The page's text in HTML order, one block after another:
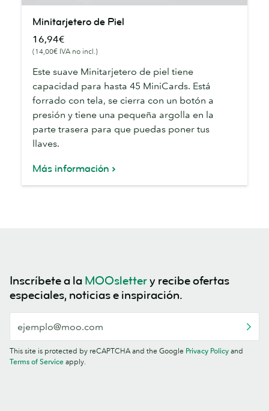
Piel
Minitarjetero de Piel
16,94€
(14,00€ IVA no incl.)
Este suave Minitarjetero de piel tiene
capacidad para hasta 45 MiniCards. Está
forrado con tela, se cierra con un botón a
presión y tiene una pequeña argolla en la
parte trasera para que puedas poner tus
llaves.
Más información
Inscríbete a la MOOslettery recibe ofertas
especiales, noticias e inspiración.
This site is protected by reCAPTCHA and the Google Privacy Policy and
Terms of Service apply.